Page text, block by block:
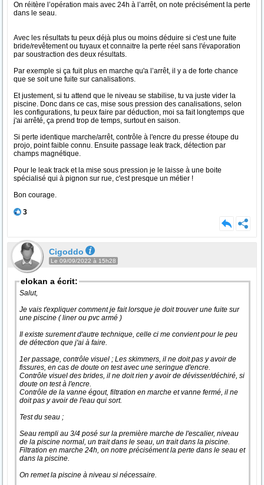
On réitère l’opération mais avec 24h à l’arrêt, on note précisément la perte
dans le seau.
Avec les résultats tu peux déjà plus ou moins déduire si c'est une fuite
bride/revêtement ou tuyaux et connaitre la perte réel sans l'évaporation
par soustraction des deux résultats.
Par exemple si ça fuit plus en marche qu'a l’arrêt, il y a de forte chance
que se soit une fuite sur canalisations.
Et justement, si tu attend que le niveau se stabilise, tu va juste vider la
piscine. Donc dans ce cas, mise sous pression des canalisations, selon
les configurations, tu peux faire par déduction, moi sa fait longtemps que
j'ai arrêté, ça prend trop de temps, surtout en saison.
Si perte identique marche/arrêt, contrôle à l'encre du presse étoupe du
projo, point faible connu. Ensuite passage leak track, détection par
champs magnétique.
Pour le leak track et la mise sous pression je le laisse à une boite
spécialisé qui à pignon sur rue, c'est presque un métier !
Bon courage.
3
Cigoddo
Le 09/09/2022 à 15h28
elokan a écrit:
Salut,
Je vais t'expliquer comment je fait lorsque je doit trouver une fuite sur
une piscine ( liner ou pvc armé )
Il existe surement d'autre technique, celle ci me convient pour le peu
de détection que j'ai à faire.
1er passage, contrôle visuel ; Les skimmers, il ne doit pas y avoir de
fissures, en cas de doute on test avec une seringue d'encre.
Contrôle visuel des brides, il ne doit rien y avoir de dévisser/déchiré, si
doute on test à l'encre.
Contrôle de la vanne égout, filtration en marche et vanne fermé, il ne
doit pas y avoir de l'eau qui sort.
Test du seau ;
Seau rempli au 3/4 posé sur la première marche de l'escalier, niveau
de la piscine normal, un trait dans le seau, un trait dans la piscine.
Filtration en marche 24h, on notre précisément la perte dans le seau et
dans la piscine.
On remet la piscine à niveau si nécessaire.